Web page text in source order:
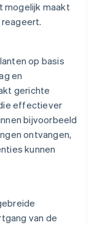
mogelijk maakt
op basis
en
gerichte
effectiever
bijvoorbeeld
ontvangen,
kunnen
van de